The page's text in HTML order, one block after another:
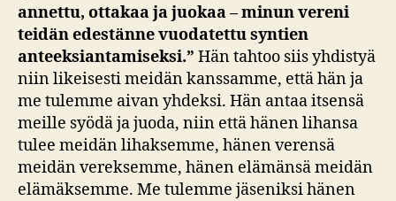
annettu, ottakaa ja juokaa – minun vereni
teidän edestänne vuodatettu syntien
anteeksiantamiseksi.” Hän tahtoo siis yhdistyä
niin likeisesti meidän kanssamme, että hän ja
me tulemme aivan yhdeksi. Hän antaa itsensä
meille syödä ja juoda, niin että hänen lihansa
tulee meidän lihaksemme, hänen verensä
meidän vereksemme, hänen elämänsä meidän
elämäksemme. Me tulemme jäseniksi hänen